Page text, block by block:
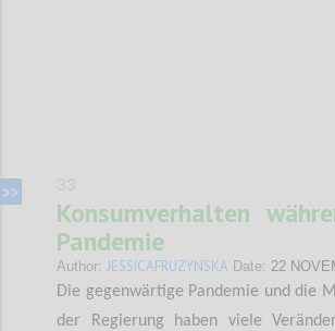
Konsumverhalten
Pandemie
Author: JESSICAFRUZYNSKA Date: 22
Die gegenwärtige Pandemie und die
der Regierung haben viele